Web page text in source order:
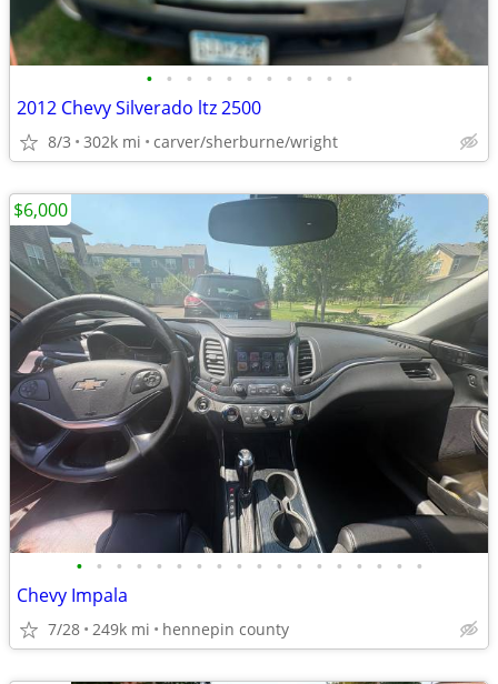
• • • • • • • • • • •
2012 Chevy Silverado ltz 2500
8/3 302k mi carver/sherburne/wright
• • • • • • • • • • • • • • • • • •
Chevy Impala
7/28 249k mi hennepin county
$6,000